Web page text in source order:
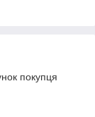
покупця